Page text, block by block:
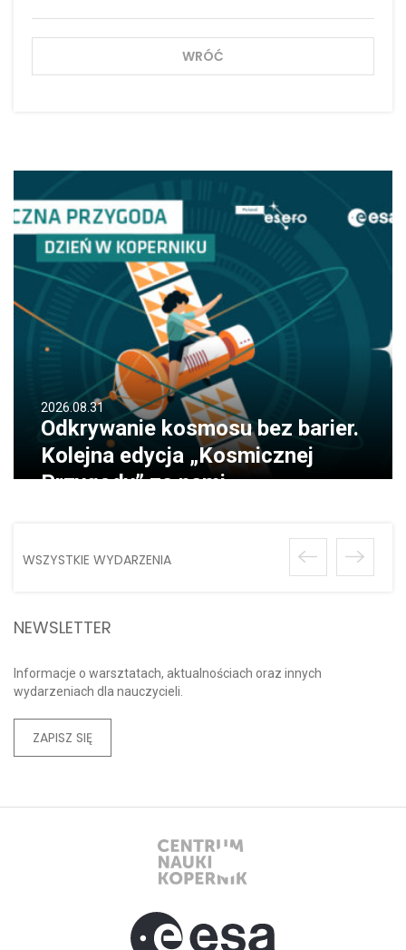
2026.08.31
Odkrywanie kosmosu bez barier.
Kolejna edycja „Kosmicznej
Przygody” za nami
WSZYSTKIE WYDARZENIA
NEWSLETTER
Informacje o warsztatach, aktualnościach oraz innych
wydarzeniach dla nauczycieli.
ZAPISZ SIĘ
WRÓĆ